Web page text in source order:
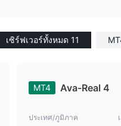
เซิร์ฟเวอร์ทั้งหมด 11
MT4 Ava-Real 4
ประเทศ/ภูมิภาค